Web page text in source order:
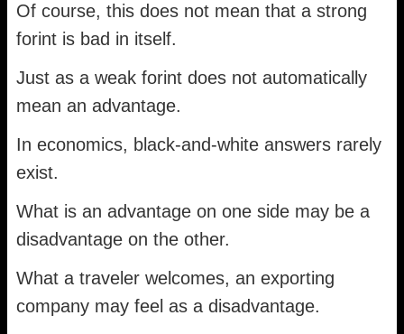
Of course, this does not mean that a strong
forint is bad in itself.
Just as a weak forint does not automatically
mean an advantage.
In economics, black-and-white answers rarely
exist.
What is an advantage on one side may be a
disadvantage on the other.
What a traveler welcomes, an exporting
company may feel as a disadvantage.